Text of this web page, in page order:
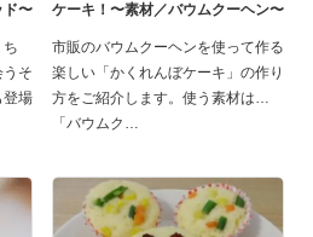
ド〜
ち
そ
登場
ケーキ！〜素材／バウムクーヘン〜
市販のバウムクーヘンを使って作る
楽しい「かくれんぼケーキ」の作り
方をご紹介します。使う素材は…
「バウムク